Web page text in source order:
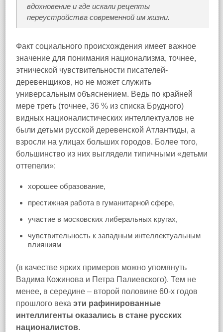
вдохновение и где искали рецепты
переустройства современной им жизни.
Факт социального происхождения имеет важное
значение для понимания национализма, точнее,
этнической чувствительности писателей-
деревенщиков, но не может служить
универсальным объяснением. Ведь по крайней
мере треть (точнее, 36 % из списка Брудного)
видных националистических интеллектуалов не
были детьми русской деревенской Атлантиды, а
взросли на улицах больших городов. Более того,
большинство из них выглядели типичными «детьми
оттепели»:
хорошее образование,
престижная работа в гуманитарной сфере,
участие в московских либеральных кругах,
чувствительность к западным интеллектуальным
влияниям
(в качестве ярких примеров можно упомянуть
Вадима Кожинова и Петра Палиевского). Тем не
менее, в середине – второй половине 60-х годов
прошлого века эти рафинированные
интеллигенты оказались в стане русских
националистов.